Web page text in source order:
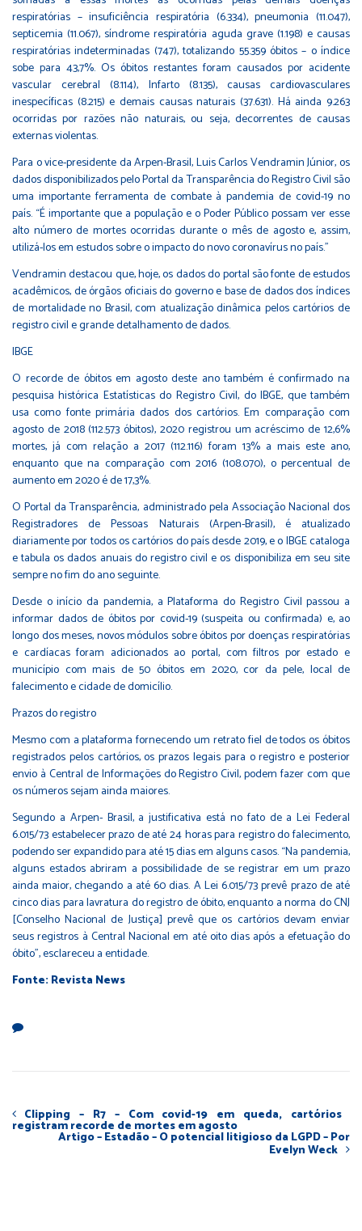
respiratórias – insuficiência respiratória (6.334), pneumonia (11.047),
septicemia (11.067), síndrome respiratória aguda grave (1.198) e causas
respiratórias indeterminadas (747), totalizando 55.359 óbitos – o índice
sobe para 43,7%. Os óbitos restantes foram causados por acidente
vascular cerebral (8.114), Infarto (8.135), causas cardiovasculares
inespecíficas (8.215) e demais causas naturais (37.631). Há ainda 9.263
ocorridas por razões não naturais, ou seja, decorrentes de causas
externas violentas.
Para o vice-presidente da Arpen-Brasil, Luis Carlos Vendramin Júnior, os
dados disponibilizados pelo Portal da Transparência do Registro Civil são
uma importante ferramenta de combate à pandemia de covid-19 no
país. “É importante que a população e o Poder Público possam ver esse
alto número de mortes ocorridas durante o mês de agosto e, assim,
utilizá-los em estudos sobre o impacto do novo coronavírus no país.”
Vendramin destacou que, hoje, os dados do portal são fonte de estudos
acadêmicos, de órgãos oficiais do governo e base de dados dos índices
de mortalidade no Brasil, com atualização dinâmica pelos cartórios de
registro civil e grande detalhamento de dados.
IBGE
O recorde de óbitos em agosto deste ano também é confirmado na
pesquisa histórica Estatísticas do Registro Civil, do IBGE, que também
usa como fonte primária dados dos cartórios. Em comparação com
agosto de 2018 (112.573 óbitos), 2020 registrou um acréscimo de 12,6%
mortes, já com relação a 2017 (112.116) foram 13% a mais este ano,
enquanto que na comparação com 2016 (108.070), o percentual de
aumento em 2020 é de 17,3%.
O Portal da Transparência, administrado pela Associação Nacional dos
Registradores de Pessoas Naturais (Arpen-Brasil), é atualizado
diariamente por todos os cartórios do país desde 2019, e o IBGE cataloga
e tabula os dados anuais do registro civil e os disponibiliza em seu site
sempre no fim do ano seguinte.
Desde o início da pandemia, a Plataforma do Registro Civil passou a
informar dados de óbitos por covid-19 (suspeita ou confirmada) e, ao
longo dos meses, novos módulos sobre óbitos por doenças respiratórias
e cardíacas foram adicionados ao portal, com filtros por estado e
município com mais de 50 óbitos em 2020, cor da pele, local de
falecimento e cidade de domicílio.
Prazos do registro
Mesmo com a plataforma fornecendo um retrato fiel de todos os óbitos
registrados pelos cartórios, os prazos legais para o registro e posterior
envio à Central de Informações do Registro Civil, podem fazer com que
os números sejam ainda maiores.
Segundo a Arpen- Brasil, a justificativa está no fato de a Lei Federal
6.015/73 estabelecer prazo de até 24 horas para registro do falecimento,
podendo ser expandido para até 15 dias em alguns casos. “Na pandemia,
alguns estados abriram a possibilidade de se registrar em um prazo
ainda maior, chegando a até 60 dias. A Lei 6.015/73 prevê prazo de até
cinco dias para lavratura do registro de óbito, enquanto a norma do CNJ
[Conselho Nacional de Justiça] prevê que os cartórios devam enviar
seus registros à Central Nacional em até oito dias após a efetuação do
óbito”, esclareceu a entidade.
Fonte: Revista News
Clipping – R7 – Com covid-19 em queda, cartórios
registram recorde de mortes em agosto
Artigo – Estadão – O potencial litigioso da LGPD – Por
Evelyn Weck